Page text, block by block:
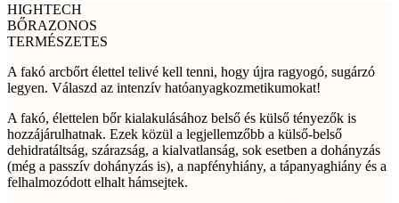
HIGHTECH
BŐRAZONOS
TERMÉSZETES
A fakó arcbőrt élettel telivé kell tenni, hogy újra ragyogó, sugárzó
legyen. Válaszd az intenzív hatóanyagkozmetikumokat!
A fakó, élettelen bőr kialakulásához belső és külső tényezők is
hozzájárulhatnak. Ezek közül a legjellemzőbb a külső-belső
dehidratáltság, szárazság, a kialvatlanság, sok esetben a dohányzás
(még a passzív dohányzás is), a napfényhiány, a tápanyaghiány és a
felhalmozódott elhalt hámsejtek.